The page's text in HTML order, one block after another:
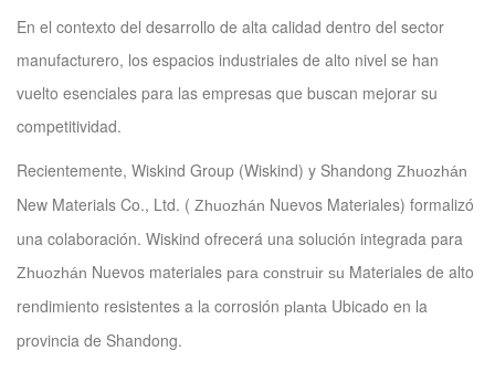
En el contexto del desarrollo de alta calidad dentro del sector
manufacturero, los espacios industriales de alto nivel se han
vuelto esenciales para las empresas que buscan mejorar su
competitividad.
Recientemente, Wiskind Group (Wiskind) y Shandong Zhuozhán
New Materials Co., Ltd. ( Zhuozhán Nuevos Materiales) formalizó
una colaboración. Wiskind ofrecerá una solución integrada para
Zhuozhán Nuevos materiales para construir su Materiales de alto
rendimiento resistentes a la corrosión planta Ubicado en la
provincia de Shandong.